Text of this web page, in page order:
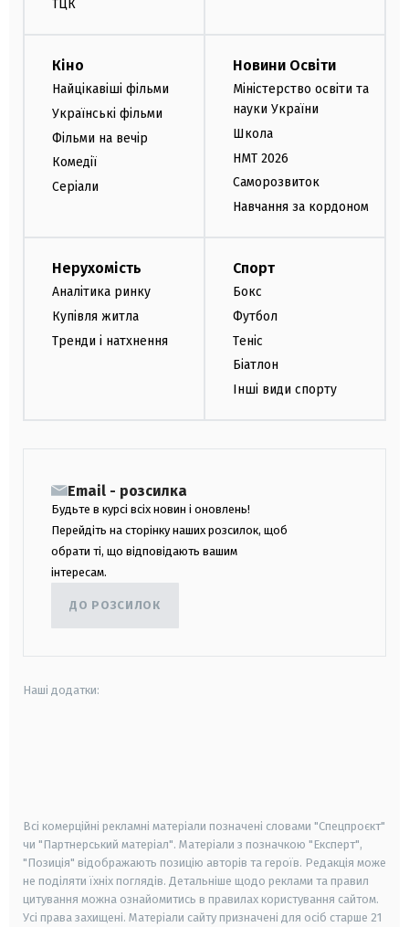
ТЦК
Кіно
Найцікавіші фільми
Українські фільми
Фільми на вечір
Комедії
Серіали
Новини Освіти
Міністерство освіти та
науки України
Школа
НМТ 2026
Саморозвиток
Навчання за кордоном
Нерухомість
Аналітика ринку
Купівля житла
Тренди і натхнення
Спорт
Бокс
Футбол
Теніс
Біатлон
Інші види спорту
Email - розсилка
Будьте в курсі всіх новин і оновлень!
Перейдіть на сторінку наших розсилок, щоб
обрати ті, що відповідають вашим
інтересам.
ДО РОЗСИЛОК
Наші додатки:
Всі комерційні рекламні матеріали позначені словами "Спецпроєкт"
чи "Партнерський матеріал". Матеріали з позначкою "Експерт",
"Позиція" відображають позицію авторів та героїв. Редакція може
не поділяти їхніх поглядів. Детальніше щодо реклами та правил
цитування можна ознайомитись в правилах користування сайтом.
Усі права захищені. Матеріали сайту призначені для осіб старше 21